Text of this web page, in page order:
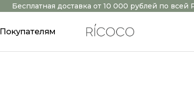
Бесплатная доставка от 10 000 рублей по всей
Покупателям